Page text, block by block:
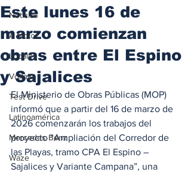
Noticias
A Motor
Locales
Voltaje
Test Drive
Latinoamérica
Mercedes Benz
Waze
Este lunes 16 de
marzo comienzan
obras entre El Espino
y Sajalices
El Ministerio de Obras Públicas (MOP)
informó que a partir del 16 de marzo de
2026 comenzarán los trabajos del
proyecto “Ampliación del Corredor de
las Playas, tramo CPA El Espino –
Sajalices y Variante Campana”, una